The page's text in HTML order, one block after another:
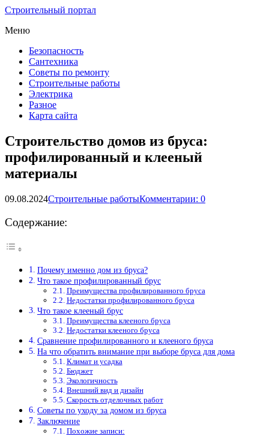
Строительный портал
Меню
Безопасность
Сантехника
Советы по ремонту
Строительные работы
Электрика
Разное
Карта сайта
Строительство домов из бруса:
профилированный и клееный
материалы
09.08.2024Строительные работыКомментарии: 0
Содержание:
Почему именно дом из бруса?
Что такое профилированный брус
Преимущества профилированного бруса
Недостатки профилированного бруса
Что такое клееный брус
Преимущества клееного бруса
Недостатки клееного бруса
Сравнение профилированного и клееного бруса
На что обратить внимание при выборе бруса для дома
Климат и усадка
Бюджет
Экологичность
Внешний вид и дизайн
Скорость отделочных работ
Советы по уходу за домом из бруса
Заключение
Похожие записи: